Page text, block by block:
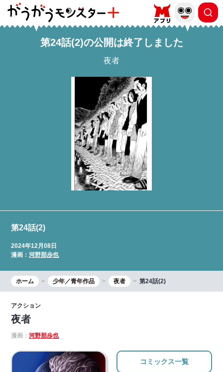
第24話(2)の公開は終了しました
夜者
第24話(2)
2024年12月08日
漫画：河野那歩也
ホーム 少年／青年作品 夜者 第24話(2)
アクション
夜者
漫画：河野那歩也
コミックス一覧